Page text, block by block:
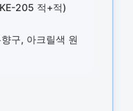
205 적+적)
구, 아크릴색 원